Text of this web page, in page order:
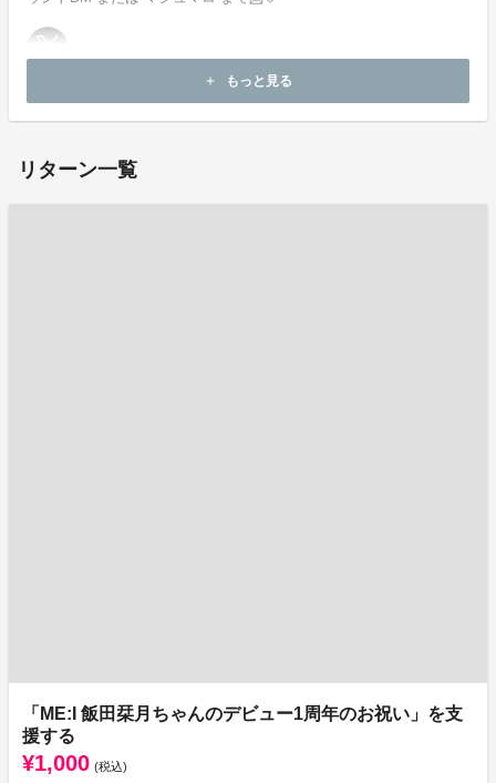
add もっと見る
リターン一覧
「ME:I 飯田栞月ちゃんのデビュー1周年のお祝い」を支
援する
¥1,000 (税込)